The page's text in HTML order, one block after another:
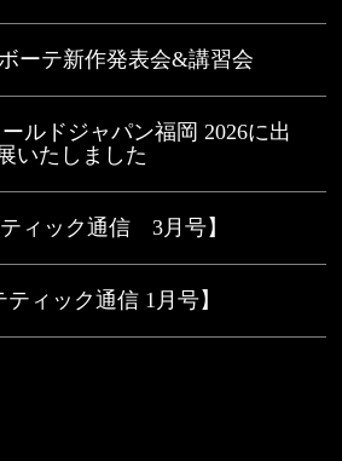
ーテ新作発表会&講習会
ルドジャパン福岡 2026に出
いたしました
ティック通信 3月号】
ティック通信 1月号】